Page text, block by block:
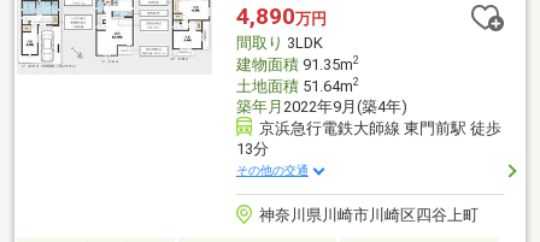
4,890万円
間取り 3LDK
建物面積91.35m2
土地面積51.64m2
築年月 2022年9月(築4年)
京浜急行電鉄大師線 東門前駅 徒歩
13分
その他の交通
神奈川県川崎市川崎区四谷上町